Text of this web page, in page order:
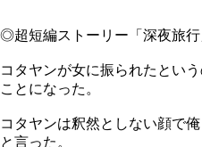
◎超短編ストーリー「深夜旅行
コタヤンが女に振られたとい
ことになった。
コタヤンは釈然としない顔で
と言った。